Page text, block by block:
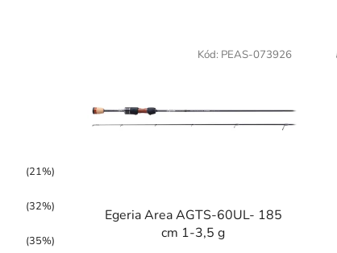
(21%)
(32%)
(35%)
Egeria Area AGTS-60UL- 185
cm 1-3,5 g
Kód: PEAS-073926